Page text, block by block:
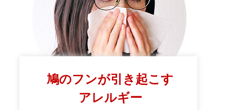
鳩のフンが引き起こす
アレルギー